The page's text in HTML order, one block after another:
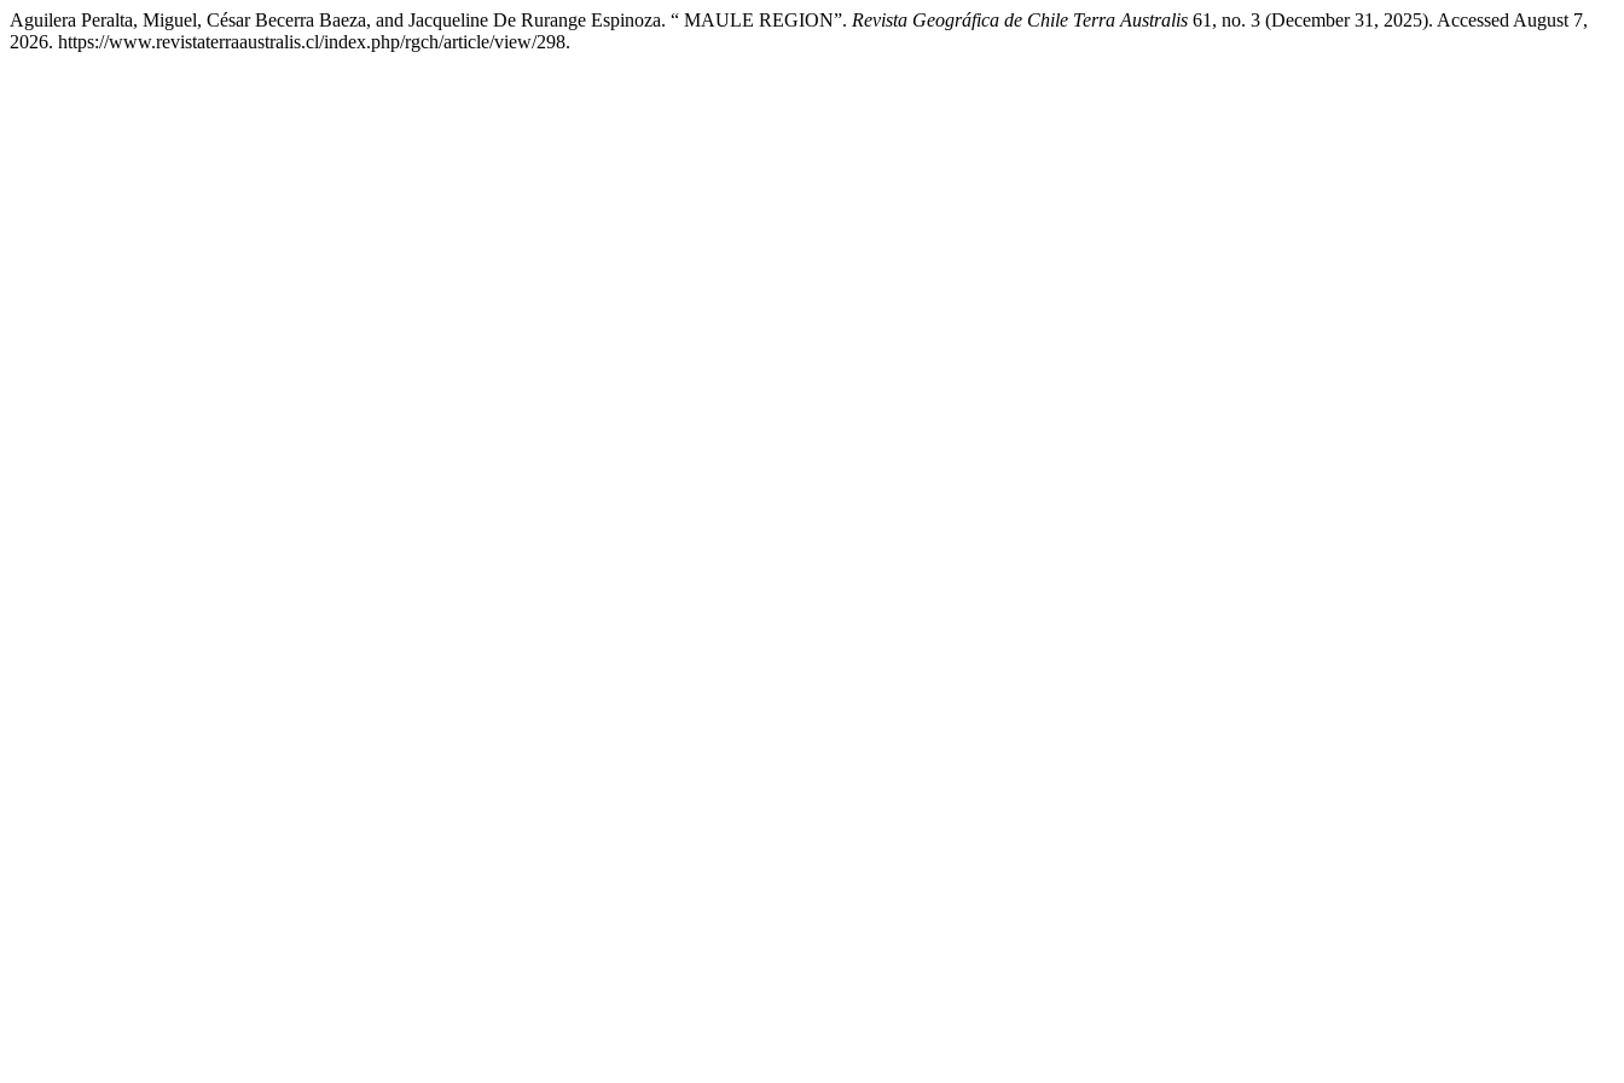
Aguilera Peralta, Miguel, César Becerra Baeza, and Jacqueline De Rurange Espinoza. “ MAULE REGION”. Revista Geográfica de Chile Terra Australis 61, no. 3 (December 31, 2025). Accessed August 7,
2026. https://www.revistaterraaustralis.cl/index.php/rgch/article/view/298.